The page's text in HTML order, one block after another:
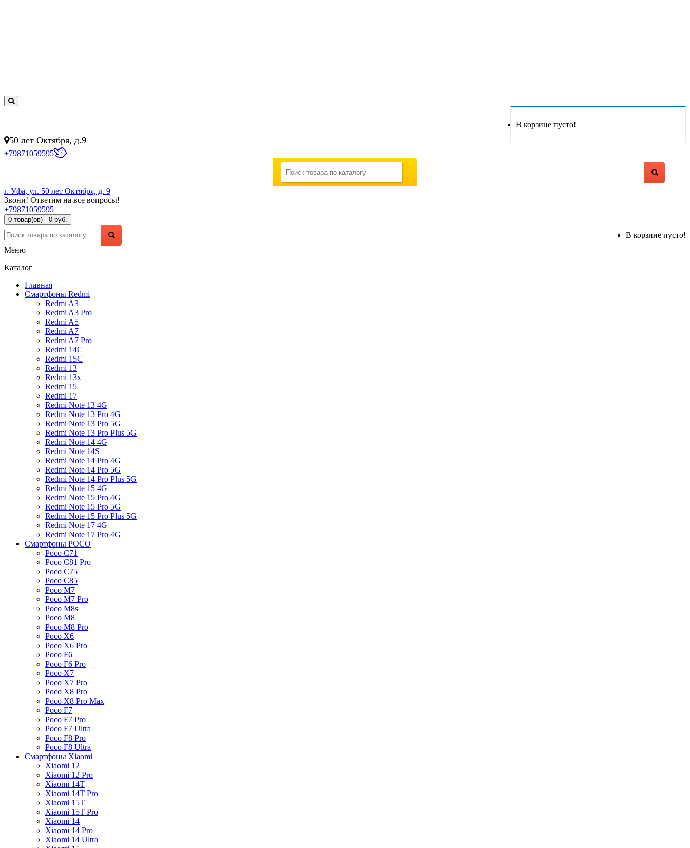
В корзине пусто!
50 лет Октября, д.9
+79871059595
г. Уфа, ул. 50 лет Октября, д. 9
Звони! Ответим на все вопросы!
+79871059595
0 товар(ов) - 0 руб.
В корзине пусто!
Меню
Каталог
Главная
Смартфоны Redmi
Redmi A3
Redmi A3 Pro
Redmi A5
Redmi A7
Redmi A7 Pro
Redmi 14C
Redmi 15C
Redmi 13
Redmi 13x
Redmi 15
Redmi 17
Redmi Note 13 4G
Redmi Note 13 Pro 4G
Redmi Note 13 Pro 5G
Redmi Note 13 Pro Plus 5G
Redmi Note 14 4G
Redmi Note 14S
Redmi Note 14 Pro 4G
Redmi Note 14 Pro 5G
Redmi Note 14 Pro Plus 5G
Redmi Note 15 4G
Redmi Note 15 Pro 4G
Redmi Note 15 Pro 5G
Redmi Note 15 Pro Plus 5G
Redmi Note 17 4G
Redmi Note 17 Pro 4G
Смартфоны POCO
Poco C71
Poco C81 Pro
Poco C75
Poco C85
Poco M7
Poco M7 Pro
Poco M8s
Poco M8
Poco M8 Pro
Poco X6
Poco X6 Pro
Poco F6
Poco F6 Pro
Poco X7
Poco X7 Pro
Poco X8 Pro
Poco X8 Pro Max
Poco F7
Poco F7 Pro
Poco F7 Ultra
Poco F8 Pro
Poco F8 Ultra
Смартфоны Xiaomi
Xiaomi 12
Xiaomi 12 Pro
Xiaomi 14T
Xiaomi 14T Pro
Xiaomi 15T
Xiaomi 15T Pro
Xiaomi 14
Xiaomi 14 Pro
Xiaomi 14 Ultra